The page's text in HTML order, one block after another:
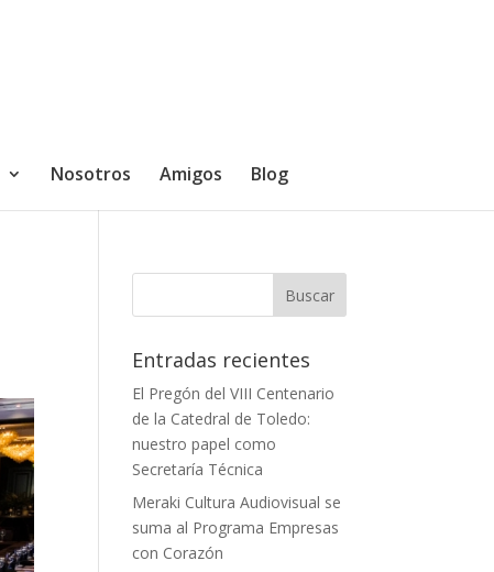
Nosotros Amigos Blog
Entradas recientes
El Pregón del VIII Centenario
de la Catedral de Toledo:
nuestro papel como
Secretaría Técnica
Meraki Cultura Audiovisual se
suma al Programa Empresas
con Corazón